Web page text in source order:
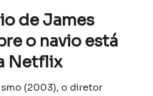
de James
o navio está
Netflix
(2003), o diretor